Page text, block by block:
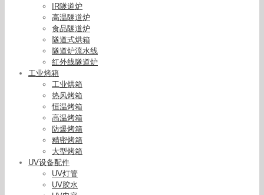
IR隧道炉
高温隧道炉
食品隧道炉
隧道式烘箱
隧道炉流水线
红外线隧道炉
工业烤箱
工业烘箱
热风烤箱
恒温烤箱
高温烤箱
防爆烤箱
精密烤箱
大型烤箱
UV设备配件
UV灯管
UV胶水